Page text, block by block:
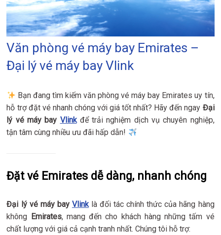
Văn phòng vé máy bay Emirates –
Đại lý vé máy bay Vlink
Bạn đang tìm kiếm văn phòng vé máy bay Emirates uy tín,
hỗ trợ đặt vé nhanh chóng với giá tốt nhất? Hãy đến ngay Đại
lý vé máy bay Vlinkđể trải nghiệm dịch vụ chuyên nghiệp,
tận tâm cùng nhiều ưu đãi hấp dẫn!
Đặt vé Emirates dễ dàng, nhanh chóng
Đại lý vé máy bay Vlinklà đối tác chính thức của hãng hàng
không Emirates, mang đến cho khách hàng những tấm vé
chất lượng với giá cả cạnh tranh nhất. Chúng tôi hỗ trợ: